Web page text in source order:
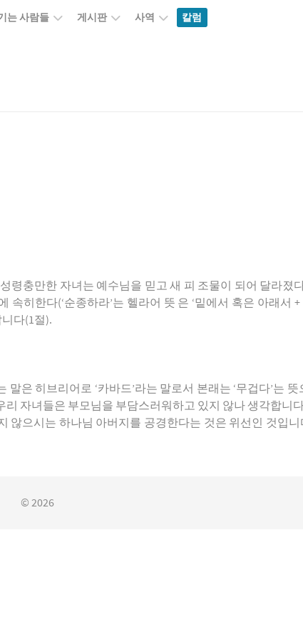
는 사람들 게시판 사역 칼럼
충만한 자녀는 예수님을 믿고 새 피 조물이 되어 달라졌
히한다(‘순종하라’는 헬라어 뜻 은 ‘밑에서 혹은 아래서
다(1절).
은 히브리어로 ‘카바드’라는 말로서 본래는 ‘무겁다’는
자녀들은 부모님을 부담스러워하고 있지 않나 생각합니
으시는 하나님 아버지를 공경한다는 것은 위선인 것입
© 2026